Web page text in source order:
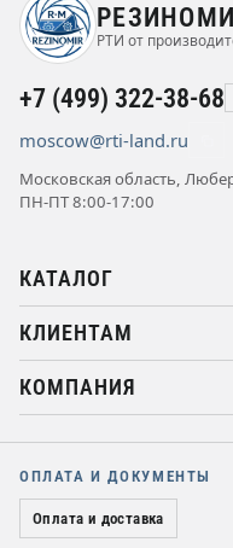
РТИ от
+7 (499) 322-38-68
moscow@rti-land.ru
Московская область,
ПН-ПТ 8:00-17:00
КАТАЛОГ
КЛИЕНТАМ
КОМПАНИЯ
ОПЛАТА И ДОКУМЕНТЫ
Оплата и доставка